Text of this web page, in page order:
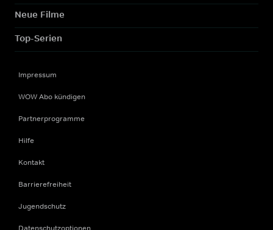
Neue Filme
Top-Serien
Impressum
WOW Abo kündigen
Partnerprogramme
Hilfe
Kontakt
Barrierefreiheit
Jugendschutz